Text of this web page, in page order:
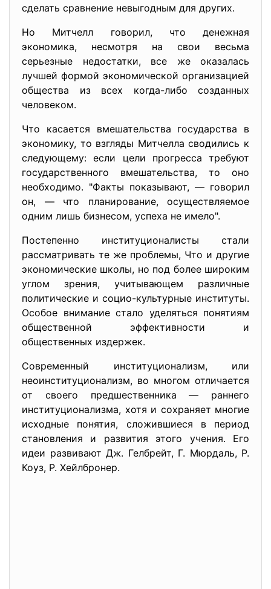
сделать сравнение невыгодным для других.
Но Митчелл говорил, что денежная
экономика, несмотря на свои весьма
серьезные недостатки, все же оказалась
лучшей формой экономической организацией
общества из всех когда-либо созданных
человеком.
Что касается вмешательства государства в
экономику, то взгляды Митчелла сводились к
следующему: если цели прогресса требуют
государственного вмешательства, то оно
необходимо. "Факты показывают, — говорил
он, — что планирование, осуществляемое
одним лишь бизнесом, успеха не имело".
Постепенно институционалисты стали
рассматривать те же проблемы, Что и другие
экономические школы, но под более широким
углом зрения, учитывающем различные
политические и социо-культурные институты.
Особое внимание стало уделяться понятиям
общественной эффективности и
общественных издержек.
Современный институционализм, или
неоинституционализм, во многом отличается
от своего предшественника — раннего
институционализма, хотя и сохраняет многие
исходные понятия, сложившиеся в период
становления и развития этого учения. Его
идеи развивают Дж. Гелбрейт, Г. Мюрдаль, Р.
Коуз, Р. Хейлбронер.